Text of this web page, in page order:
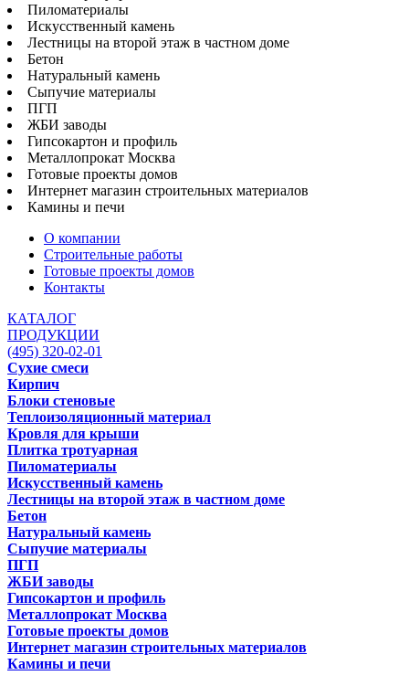
Пиломатериалы
Искусственный камень
Лестницы на второй этаж в частном доме
Бетон
Натуральный камень
Сыпучие материалы
ПГП
ЖБИ заводы
Гипсокартон и профиль
Металлопрокат Москва
Готовые проекты домов
Интернет магазин строительных материалов
Камины и печи
О компании
Строительные работы
Готовые проекты домов
Контакты
КАТАЛОГ
ПРОДУКЦИИ
(495) 320-02-01
Сухие смеси
Кирпич
Блоки стеновые
Теплоизоляционный материал
Кровля для крыши
Плитка тротуарная
Пиломатериалы
Искусственный камень
Лестницы на второй этаж в частном доме
Бетон
Натуральный камень
Сыпучие материалы
ПГП
ЖБИ заводы
Гипсокартон и профиль
Металлопрокат Москва
Готовые проекты домов
Интернет магазин строительных материалов
Камины и печи